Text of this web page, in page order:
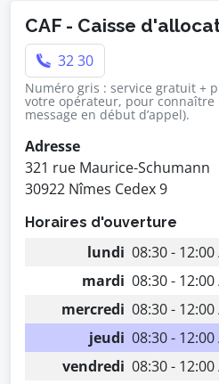
CAF - Caisse
32 30
Numéro gris : service gratuit +
votre opérateur, pour connaître
message en début d’appel).
Adresse
321 rue Maurice-Schumann
30922 Nîmes Cedex 9
Horaires d'ouverture
lundi 08:30 -
mardi 08:30 -
mercredi 08:30 -
jeudi 08:30 -
vendredi 08:30 -